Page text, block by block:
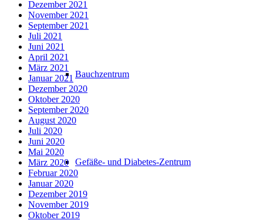
Bauchzentrum
Gefäße- und Diabetes-Zentrum
Dezember 2021
November 2021
September 2021
Juli 2021
Juni 2021
April 2021
März 2021
Januar 2021
Dezember 2020
Oktober 2020
September 2020
August 2020
Juli 2020
Juni 2020
Mai 2020
März 2020
Februar 2020
Januar 2020
Dezember 2019
November 2019
Oktober 2019